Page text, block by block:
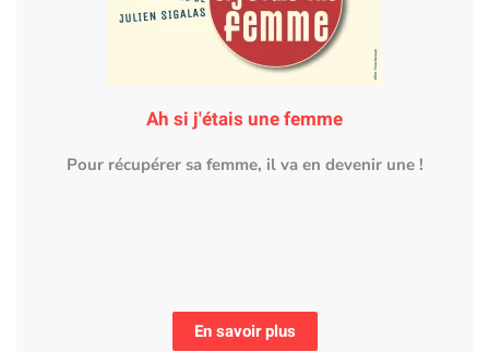
Ah si j'étais une femme
Pour récupérer sa femme, il va en devenir une !
En savoir plus